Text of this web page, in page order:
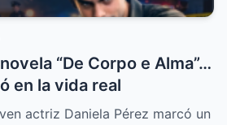
“De Corpo e Alma”…
en la vida real
actriz Daniela Pérez marcó un